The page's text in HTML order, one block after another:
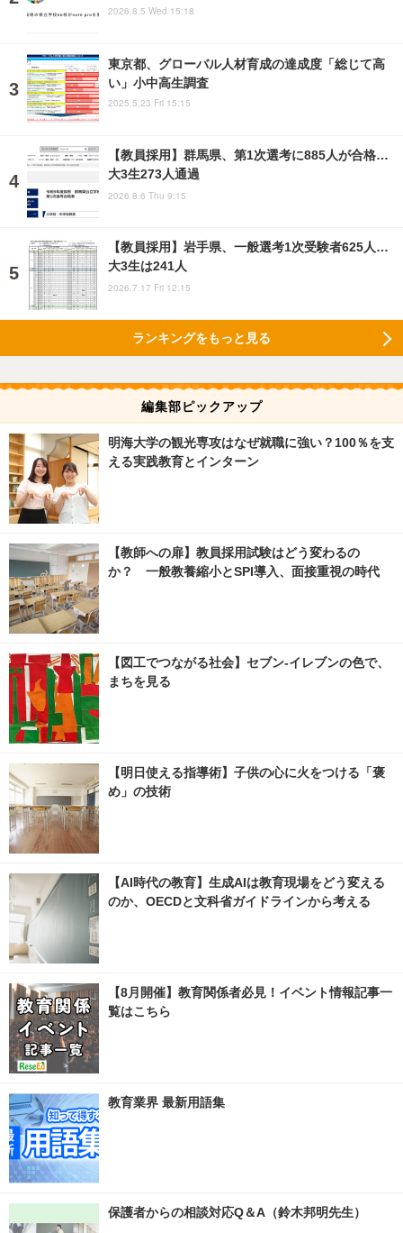
2026.8.5 Wed 15:18
東京都、グローバル人材育成の達成度「総じて高
い」小中高生調査
2025.5.23 Fri 15:15
【教員採用】群馬県、第1次選考に885人が合格…
大3生273人通過
2026.8.6 Thu 9:15
【教員採用】岩手県、一般選考1次受験者625人…
大3生は241人
2026.7.17 Fri 12:15
ランキングをもっと見る
編集部ピックアップ
明海大学の観光専攻はなぜ就職に強い？100％を支
える実践教育とインターン
【教師への扉】教員採用試験はどう変わるの
か？ 一般教養縮小とSPI導入、面接重視の時代
【図工でつながる社会】セブン‐イレブンの色で、
まちを見る
【明日使える指導術】子供の心に火をつける「褒
め」の技術
【AI時代の教育】生成AIは教育現場をどう変える
のか、OECDと文科省ガイドラインから考える
【8月開催】教育関係者必見！イベント情報記事一
覧はこちら
教育業界 最新用語集
保護者からの相談対応Q＆A（鈴木邦明先生）